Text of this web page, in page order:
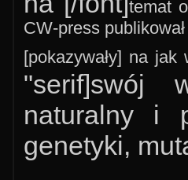
temat
CW-press
[pokazywały] na
"serif]swój
naturalny i
genetyki,